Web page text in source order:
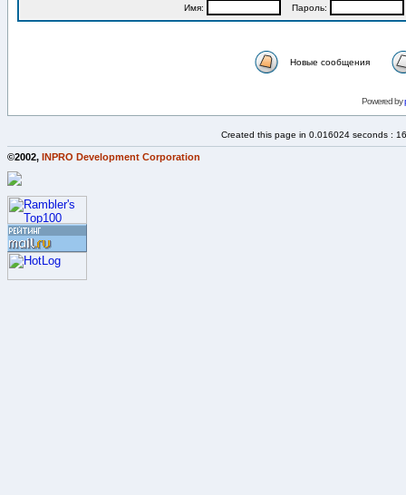
Имя: Пароль:
Новые сообщения
Powered by
Created this page in 0.016024 seconds :
©2002, INPRO Development Corporation